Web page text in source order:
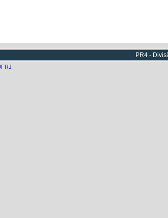
PR4 -